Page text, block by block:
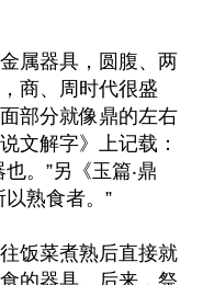
属器具，圆腹、两
商、周时代很盛
部分就像鼎的左右
文解字》上记载：
。”另《玉篇‧鼎
熟食者。”
饭菜煮熟后直接就
的器具。后来，祭